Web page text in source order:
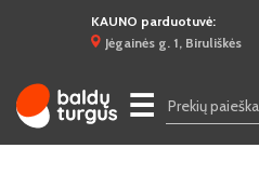
KAUNO parduotuvė:
Jėgainės g. 1, Biruliškės
☰